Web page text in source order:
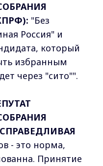
"Без
Россия" и
который
избранным
через "сито"".
- это норма,
Принятие